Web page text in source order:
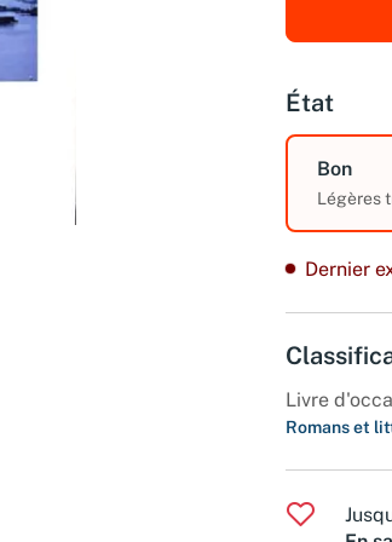
État
Bon
Légères
Dernier
Livre
Romans et